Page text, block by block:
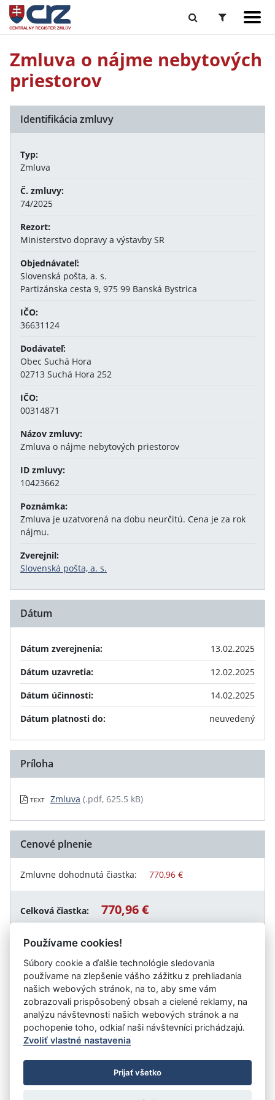
Zmluva o nájme nebytových
priestorov
Identifikácia zmluvy
Typ:
Zmluva
Č. zmluvy:
74/2025
Rezort:
Ministerstvo dopravy a výstavby SR
Objednávateľ:
Slovenská pošta, a. s.
Partizánska cesta 9, 975 99 Banská Bystrica
IČO:
36631124
Dodávateľ:
Obec Suchá Hora
02713 Suchá Hora 252
IČO:
00314871
Názov zmluvy:
Zmluva o nájme nebytových priestorov
ID zmluvy:
10423662
Poznámka:
Zmluva je uzatvorená na dobu neurčitú. Cena je za rok
nájmu.
Zverejnil:
Slovenská pošta, a. s.
Dátum
Dátum zverejnenia:
13.02.2025
Dátum uzavretia:
12.02.2025
Dátum účinnosti:
14.02.2025
Dátum platnosti do:
neuvedený
Príloha
TEXT Zmluva (.pdf, 625.5 kB)
Cenové plnenie
Zmluvne dohodnutá čiastka: 770,96 €
Celková čiastka: 770,96 €
Návrat späť
Vystavil: Slovenská pošta, a. s.
Úrad vlády SR
- Všetky práva vyhradené
Prehlásenie o prístupnosti
Zmluvy do 31.12.2010
Nastavenia cookies
Používame cookies!
Súbory cookie a ďalšie technológie sledovania
používame na zlepšenie vášho zážitku z prehliadania
našich webových stránok, na to, aby sme vám
zobrazovali prispôsobený obsah a cielené reklamy, na
analýzu návštevnosti našich webových stránok a na
pochopenie toho, odkiaľ naši návštevníci prichádzajú.
Zvoliť vlastné nastavenia
Prijať všetko